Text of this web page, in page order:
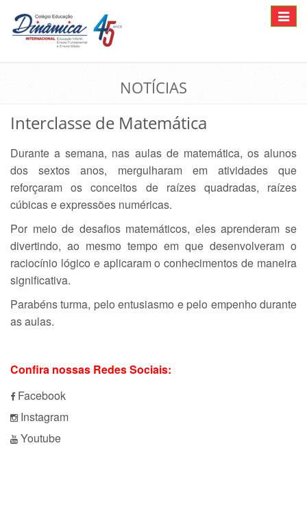
Toggle
NOTÍCIAS
Interclasse de Matemática
Durante a semana, nas aulas de matemática, os alunos
dos sextos anos, mergulharam em atividades que
reforçaram os conceitos de raízes quadradas, raízes
cúbicas e expressões numéricas.
Por meio de desafios matemáticos, eles aprenderam se
divertindo, ao mesmo tempo em que desenvolveram o
raciocínio lógico e aplicaram o conhecimentos de maneira
significativa.
Parabéns turma, pelo entusiasmo e pelo empenho durante
as aulas.
Confira nossas Redes Sociais:
Facebook
Instagram
Youtube